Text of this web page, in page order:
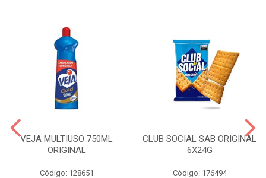
VEJA MULTIUSO 750ML
ORIGINAL
Código: 128651
CLUB SOCIAL SAB ORIGINAL
6X24G
Código: 176494